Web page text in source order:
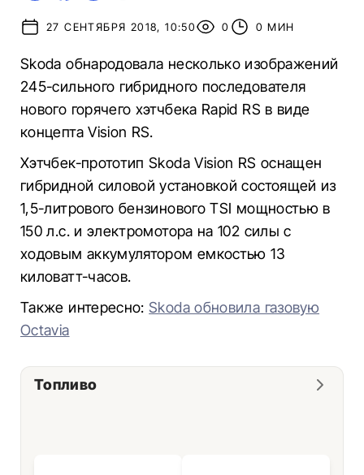
27 СЕНТЯБРЯ 2018, 10:50 0 0 МИН
Skoda обнародовала несколько изображений
245-сильного гибридного последователя
нового горячего хэтчбека Rapid RS в виде
концепта Vision RS.
Хэтчбек-прототип Skoda Vision RS оснащен
гибридной силовой установкой состоящей из
1,5-литрового бензинового TSI мощностью в
150 л.с. и электромотора на 102 силы с
ходовым аккумулятором емкостью 13
киловатт-часов.
Также интересно:Skoda обновила газовую
Octavia
Топливо